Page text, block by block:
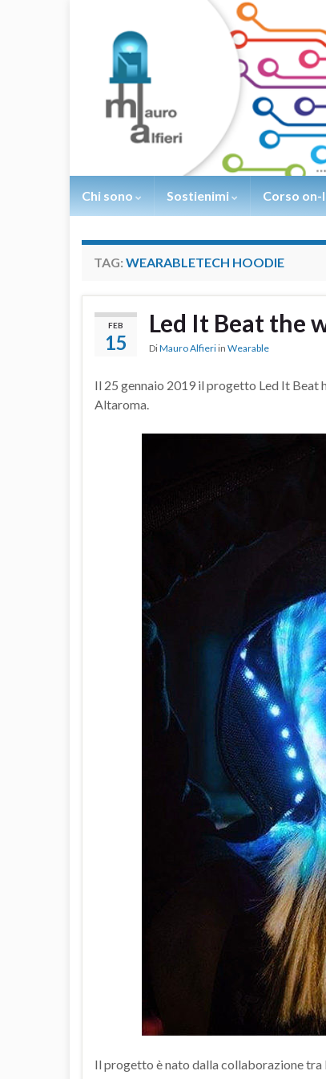
Chi sono Sostienimi Corso on-
TAG: WEARABLETECH HOODIE
FEB
15
Led It Beat the
DiMauro Alfieri in Wearable
Il 25 gennaio 2019 il progetto Led It Beat
Altaroma.
Il progetto è nato dalla collaborazione tra